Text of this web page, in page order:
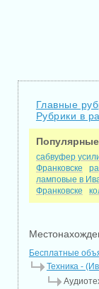
Главные
Рубрики в
сабвуфер
Франковске
ламповые в
Франковске
Бесплатные
Техника -